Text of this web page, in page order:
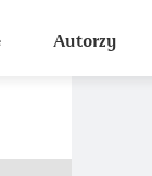
Autorzy